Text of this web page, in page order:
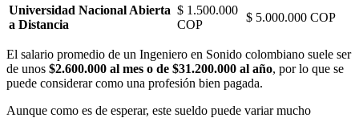
Universidad Nacional Abierta
a Distancia
$ 1.500.000
COP
$ 5.000.000 COP
El salario promedio de un Ingeniero en Sonido colombiano suele ser
de unos $2.600.000 al mes o de $31.200.000 al año, por lo que se
puede considerar como una profesión bien pagada.
Aunque como es de esperar, este sueldo puede variar mucho